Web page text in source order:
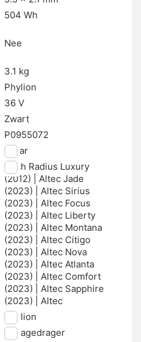
504 Wh
Nee
3.1 kg
Phylion
36 V
Zwart
P0955072
2 jaar
Puch Radius Luxury
(2012) | Altec Jade
(2023) | Altec Sirius
(2023) | Altec Focus
(2023) | Altec Liberty
(2023) | Altec Montana
(2023) | Altec Citigo
(2023) | Altec Nova
(2023) | Altec Atlanta
(2023) | Altec Comfort
(2023) | Altec Sapphire
(2023) | Altec
Phylion
Bagagedrager